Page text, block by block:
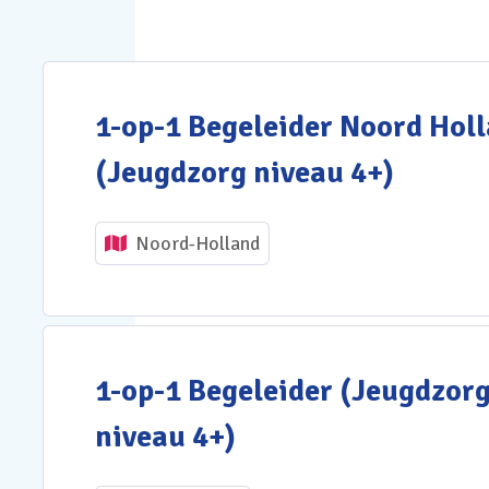
1-op-1 Begeleider Noord
(Jeugdzorg niveau 4+)
Noord-Holland
1-op-1 Begeleider
niveau 4+)